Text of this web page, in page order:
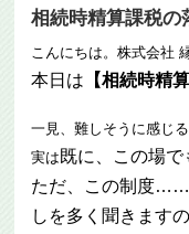
相続時精算課税の
こんにちは。株式会社
本日は 【相続時精
一見、難しそうに感じ
実は 既に、この場
ただ、この制度……
しを多く聞きます